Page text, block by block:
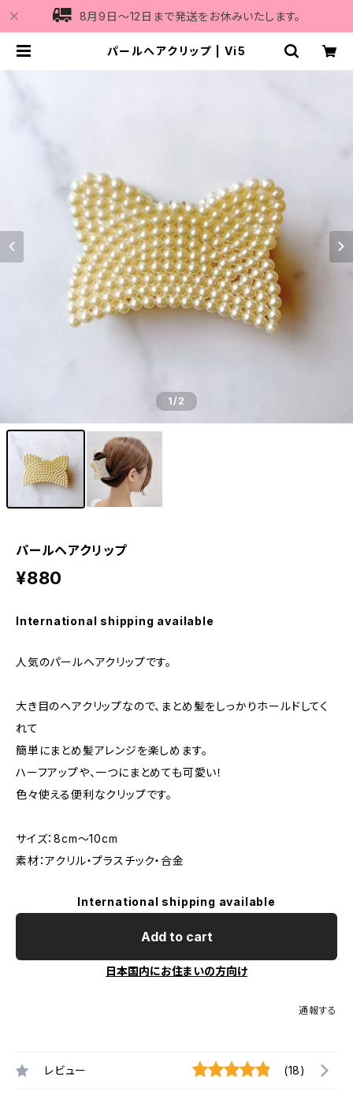
8月9日〜12日まで発送をお休みいたします。
パールヘアクリップ | Vi5
1/2
パールヘアクリップ
¥880
International shipping available
人気のパールヘアクリップです。
大き目のヘアクリップなので、まとめ髪をしっかりホールドしてく
れて
簡単にまとめ髪アレンジを楽しめます。
ハーフアップや、一つにまとめても可愛い！
色々使える便利なクリップです。
サイズ：8cm～10cm
素材：アクリル・プラスチック・合金
International shipping available
Add to cart
日本国内にお住まいの方向け
通報する
レビュー (18)